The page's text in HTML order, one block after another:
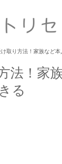
取り方法！家族など
法！家
る